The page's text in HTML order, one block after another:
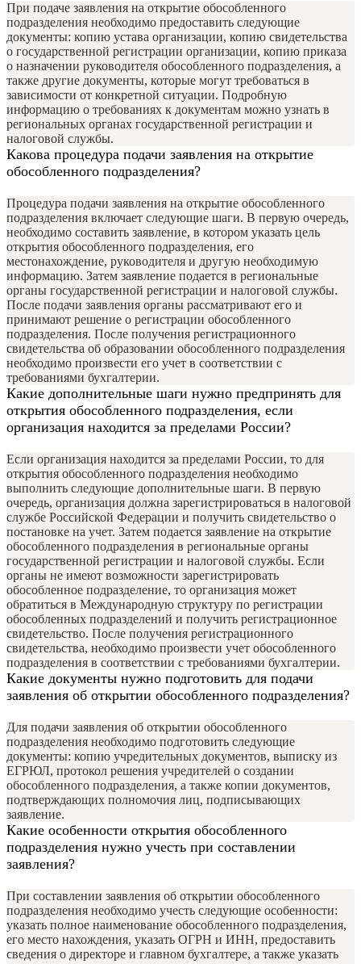
При подаче заявления на открытие обособленного
подразделения необходимо предоставить следующие
документы: копию устава организации, копию свидетельства
о государственной регистрации организации, копию приказа
о назначении руководителя обособленного подразделения, а
также другие документы, которые могут требоваться в
зависимости от конкретной ситуации. Подробную
информацию о требованиях к документам можно узнать в
региональных органах государственной регистрации и
налоговой службы.
Какова процедура подачи заявления на открытие
обособленного подразделения?
Процедура подачи заявления на открытие обособленного
подразделения включает следующие шаги. В первую очередь,
необходимо составить заявление, в котором указать цель
открытия обособленного подразделения, его
местонахождение, руководителя и другую необходимую
информацию. Затем заявление подается в региональные
органы государственной регистрации и налоговой службы.
После подачи заявления органы рассматривают его и
принимают решение о регистрации обособленного
подразделения. После получения регистрационного
свидетельства об образовании обособленного подразделения
необходимо произвести его учет в соответствии с
требованиями бухгалтерии.
Какие дополнительные шаги нужно предпринять для
открытия обособленного подразделения, если
организация находится за пределами России?
Если организация находится за пределами России, то для
открытия обособленного подразделения необходимо
выполнить следующие дополнительные шаги. В первую
очередь, организация должна зарегистрироваться в налоговой
службе Российской Федерации и получить свидетельство о
постановке на учет. Затем подается заявление на открытие
обособленного подразделения в региональные органы
государственной регистрации и налоговой службы. Если
органы не имеют возможности зарегистрировать
обособленное подразделение, то организация может
обратиться в Международную структуру по регистрации
обособленных подразделений и получить регистрационное
свидетельство. После получения регистрационного
свидетельства, необходимо произвести учет обособленного
подразделения в соответствии с требованиями бухгалтерии.
Какие документы нужно подготовить для подачи
заявления об открытии обособленного подразделения?
Для подачи заявления об открытии обособленного
подразделения необходимо подготовить следующие
документы: копию учредительных документов, выписку из
ЕГРЮЛ, протокол решения учредителей о создании
обособленного подразделения, а также копии документов,
подтверждающих полномочия лиц, подписывающих
заявление.
Какие особенности открытия обособленного
подразделения нужно учесть при составлении
заявления?
При составлении заявления об открытии обособленного
подразделения необходимо учесть следующие особенности:
указать полное наименование обособленного подразделения,
его место нахождения, указать ОГРН и ИНН, предоставить
сведения о директоре и главном бухгалтере, а также указать